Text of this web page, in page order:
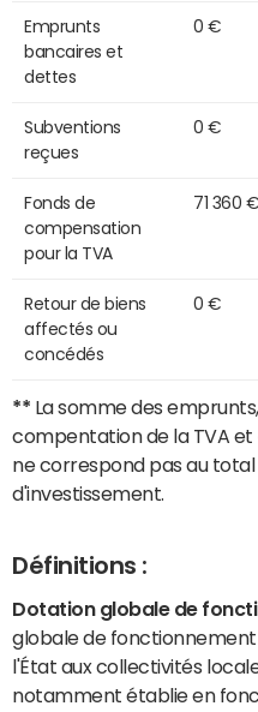
Emprunts
bancaires et
dettes
0 €
Subventions
reçues
0 €
Fonds de
compensation
pour la TVA
71 360 €
Retour de biens
affectés ou
concédés
0 €
** La somme des
compentation de la TVA
ne correspond pas au total
d'investissement.
Définitions :
Dotation globale de
globale de
l'État aux collectivités
notamment établie en